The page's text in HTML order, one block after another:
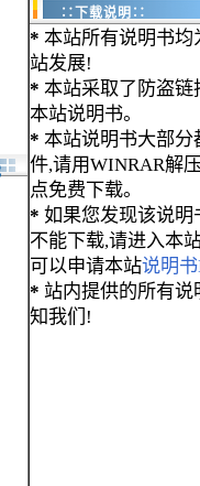
∷下载说明∷
* 本站所有说明书均
站发展!
* 本站采取了防盗链
本站说明书。
* 本站说明书大部分
件,请用WINRAR解
点免费下载。
* 如果您发现该说明
不能下载,请进入本
可以申请本站说明
* 站内提供的所有
知我们!